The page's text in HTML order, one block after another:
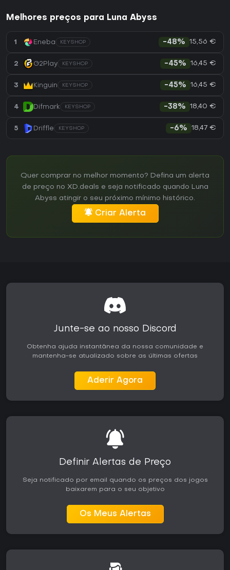
Melhores preços para Luna Abyss
1 Eneba KEYSHOP -48% 15,56 €
2 G2Play KEYSHOP -45% 16,45 €
3 Kinguin KEYSHOP -45% 16,45 €
4 Difmark KEYSHOP -38% 18,40 €
5 Driffle KEYSHOP -6% 18,47 €
Quer comprar no melhor momento? Defina um alerta
de preço no XD.deals e seja notificado quando Luna
Abyss atingir o seu próximo mínimo histórico.
Criar Alerta
Junte-se ao nosso Discord
Obtenha ajuda instantânea da nossa comunidade e
mantenha-se atualizado sobre as últimas ofertas
Aderir Agora
Definir Alertas de Preço
Seja notificado por email quando os preços dos jogos
baixarem para o seu objetivo
Os Meus Alertas